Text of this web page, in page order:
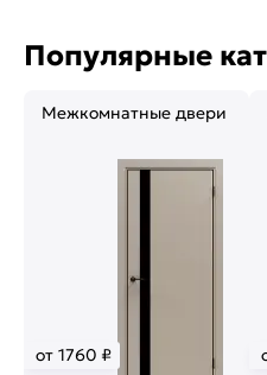
Популярные
Межкомнатные двери
от 1760 ₽